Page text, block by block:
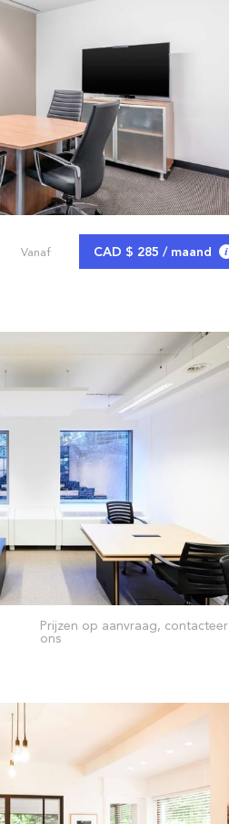
Vanaf CAD $ 285 / maand
Prijzen op aanvraag, contacteer
ons